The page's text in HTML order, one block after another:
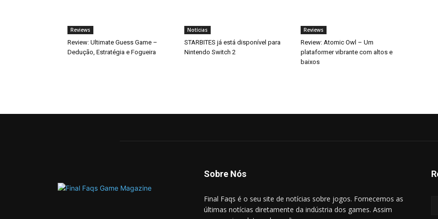
Reviews
Review: Ultimate Guess Game –
Dedução, Estratégia e Fogueira
Notícias
STARBITES já está disponível para
Nintendo Switch 2
Reviews
Review: Atomic Owl – Um
plataformer vibrante com altos e
baixos
Sobre Nós
Final Faqs é o seu site de notícias sobre jogos. Fornecemos as
últimas notícias diretamente da indústria dos games. Assim